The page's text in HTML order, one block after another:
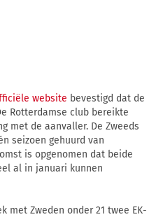
website bevestigd dat de
Rotterdamse club bereikte
met de aanvaller. De Zweeds
seizoen gehuurd van
is opgenomen dat beide
al in januari kunnen
met Zweden onder 21 twee EK-